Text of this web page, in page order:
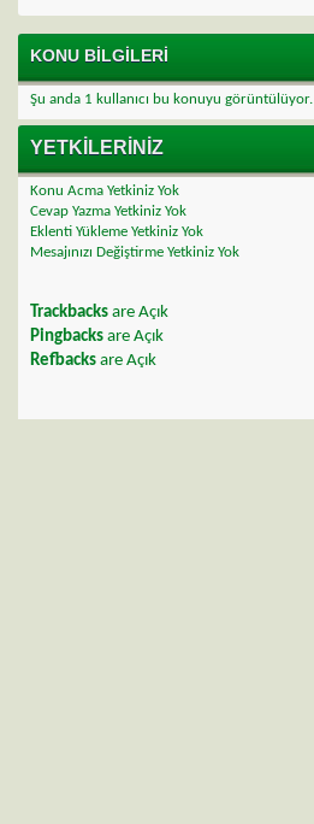
KONU BILGILERI
Şu anda 1 kullanıcı bu konuyu görüntülüyor.
YETKILERINIZ
Konu Acma Yetkiniz Yok
Cevap Yazma Yetkiniz Yok
Eklenti Yükleme Yetkiniz Yok
Mesajınızı Değiştirme Yetkiniz Yok
Trackbacks are Açık
Pingbacks are Açık
Refbacks are Açık